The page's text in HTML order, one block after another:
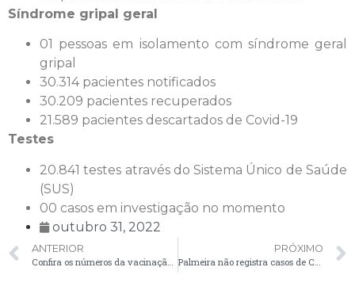
Síndrome gripal geral
01 pessoas em isolamento com síndrome geral
gripal
30.314 pacientes notificados
30.209 pacientes recuperados
21.589 pacientes descartados de Covid-19
Testes
20.841 testes através do Sistema Único de Saúde
(SUS)
00 casos em investigação no momento
outubro 31, 2022
ANTERIOR
PRÓXIMO